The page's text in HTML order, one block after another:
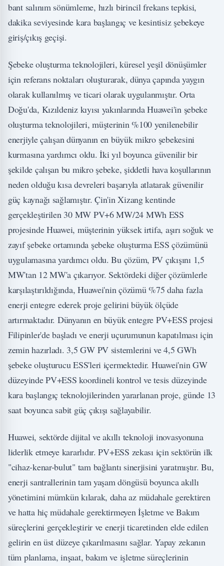
bant salınım sönümleme, hızlı birincil frekans tepkisi,
dakika seviyesinde kara başlangıç ve kesintisiz şebekeye
giriş/çıkış geçişi.
Şebeke oluşturma teknolojileri, küresel yeşil dönüşümler
için referans noktaları oluşturarak, dünya çapında yaygın
olarak kullanılmış ve ticari olarak uygulanmıştır. Orta
Doğu'da, Kızıldeniz kıyısı yakınlarında Huawei'in şebeke
oluşturma teknolojileri, müşterinin %100 yenilenebilir
enerjiyle çalışan dünyanın en büyük mikro şebekesini
kurmasına yardımcı oldu. İki yıl boyunca güvenilir bir
şekilde çalışan bu mikro şebeke, şiddetli hava koşullarının
neden olduğu kısa devreleri başarıyla atlatarak güvenilir
güç kaynağı sağlamıştır. Çin'in Xizang kentinde
gerçekleştirilen 30 MW PV+6 MW/24 MWh ESS
projesinde Huawei, müşterinin yüksek irtifa, aşırı soğuk ve
zayıf şebeke ortamında şebeke oluşturma ESS çözümünü
uygulamasına yardımcı oldu. Bu çözüm, PV çıkışını 1,5
MW'tan 12 MW'a çıkarıyor. Sektördeki diğer çözümlerle
karşılaştırıldığında, Huawei'nin çözümü %75 daha fazla
enerji entegre ederek proje gelirini büyük ölçüde
artırmaktadır. Dünyanın en büyük entegre PV+ESS projesi
Filipinler'de başladı ve enerji uçurumunun kapatılması için
zemin hazırladı. 3,5 GW PV sistemlerini ve 4,5 GWh
şebeke oluşturucu ESS'leri içermektedir. Huawei'nin GW
düzeyinde PV+ESS koordineli kontrol ve tesis düzeyinde
kara başlangıç teknolojilerinden yararlanan proje, günde 13
saat boyunca sabit güç çıkışı sağlayabilir.
Huawei, sektörde dijital ve akıllı teknoloji inovasyonuna
liderlik etmeye kararlıdır. PV+ESS zekası için sektörün ilk
"cihaz-kenar-bulut" tam bağlantı sinerjisini yaratmıştır. Bu,
enerji santrallerinin tam yaşam döngüsü boyunca akıllı
yönetimini mümkün kılarak, daha az müdahale gerektiren
ve hatta hiç müdahale gerektirmeyen İşletme ve Bakım
süreçlerini gerçekleştirir ve enerji ticaretinden elde edilen
gelirin en üst düzeye çıkarılmasını sağlar. Yapay zekanın
tüm planlama, inşaat, bakım ve işletme süreçlerinin